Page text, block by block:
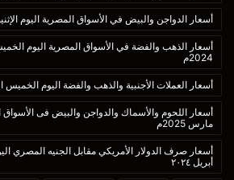
أسعار الدواجن والبيض في الأسواق المصرية اليوم الإثنين الموافق
2024م
أسعار العملات الأجنبية والذهب والفضة اليوم الخميس الموافق 20
مارس 2025م
أبريل ٢٠٢٤